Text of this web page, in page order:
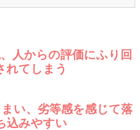
記が定期的に情報を配信するメールレターに
単に登録解除できます。
バシーポリシーにもとづき、個人情報として
人からの評価にふり回
れてしまう
い、 劣等感を感じて落
込みやすい